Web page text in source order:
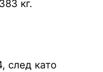
кг.
след като